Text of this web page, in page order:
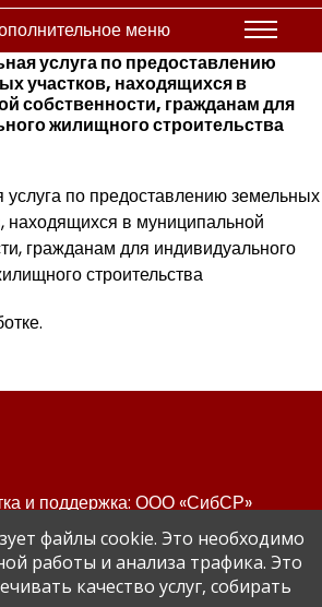
меню
услуга по предоставлению
участков, находящихся в
собственности, гражданам для
жилищного строительства
по предоставлению земельных
находящихся в муниципальной
гражданам для индивидуального
строительства
и поддержка: ООО «СибСР»
законом и международными
файлы cookie. Это необходимо
работы и анализа трафика. Это
качество услуг, собирать